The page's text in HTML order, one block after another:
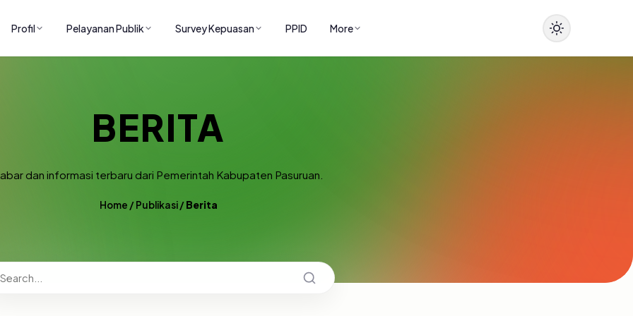
Profil Pelayanan Publik Survey Kepuasan PPID More
BERITA
dan informasi terbaru dari Pemerintah Kabupaten Pasuruan.
Home /Publikasi/Berita